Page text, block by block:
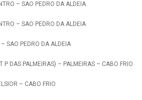
– SAO PEDRO DA ALDEIA
– SAO PEDRO DA ALDEIA
SAO PEDRO DA ALDEIA
P DAS PALMEIRAS) – PALMEIRAS – CABO FRIO
– CABO FRIO